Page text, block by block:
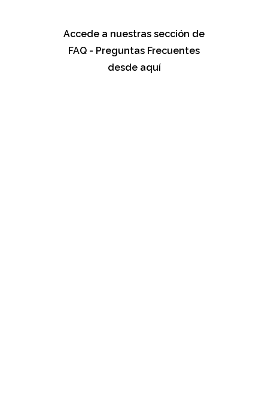
Accede a nuestras sección de
FAQ - Preguntas Frecuentes
desde aquí